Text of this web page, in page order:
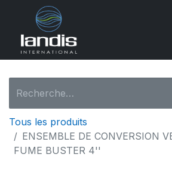
Tous les produits
ENSEMBLE DE CONVERSION
FUME BUSTER 4''